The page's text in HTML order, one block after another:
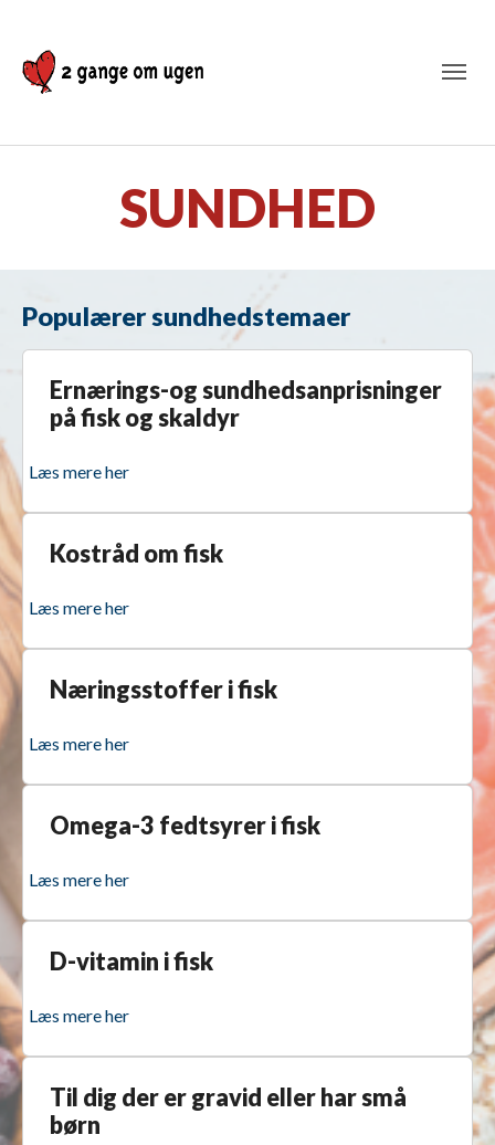
SUNDHED
Populærer sundhedstemaer
Ernærings-og sundhedsanprisninger
på fisk og skaldyr
Læs mere her
Kostråd om fisk
Læs mere her
Næringsstoffer i fisk
Læs mere her
Omega-3 fedtsyrer i fisk
Læs mere her
D-vitamin i fisk
Læs mere her
Til dig der er gravid eller har små
børn